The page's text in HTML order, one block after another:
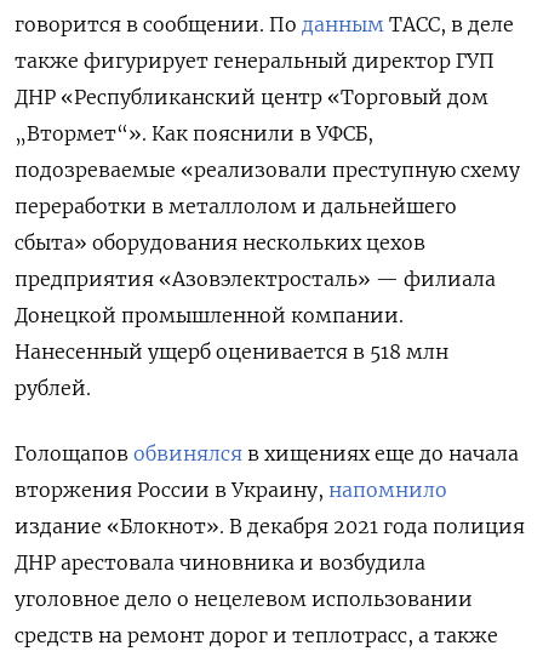
говорится в сообщении. По данным ТАСС, в деле
также фигурирует генеральный директор ГУП
ДНР «Республиканский центр «Торговый дом
„Втормет“». Как пояснили в УФСБ,
подозреваемые «реализовали преступную схему
переработки в металлолом и дальнейшего
сбыта» оборудования нескольких цехов
предприятия «Азовэлектросталь» — филиала
Донецкой промышленной компании.
Нанесенный ущерб оценивается в 518 млн
рублей.
Голощапов обвинялся в хищениях еще до начала
вторжения России в Украину, напомнило
издание «Блокнот». В декабря 2021 года полиция
ДНР арестовала чиновника и возбудила
уголовное дело о нецелевом использовании
средств на ремонт дорог и теплотрасс, а также